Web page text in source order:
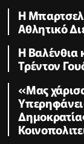
Η
Αθλητικό
Η Βαλένθια
Τρέντον
«Μας